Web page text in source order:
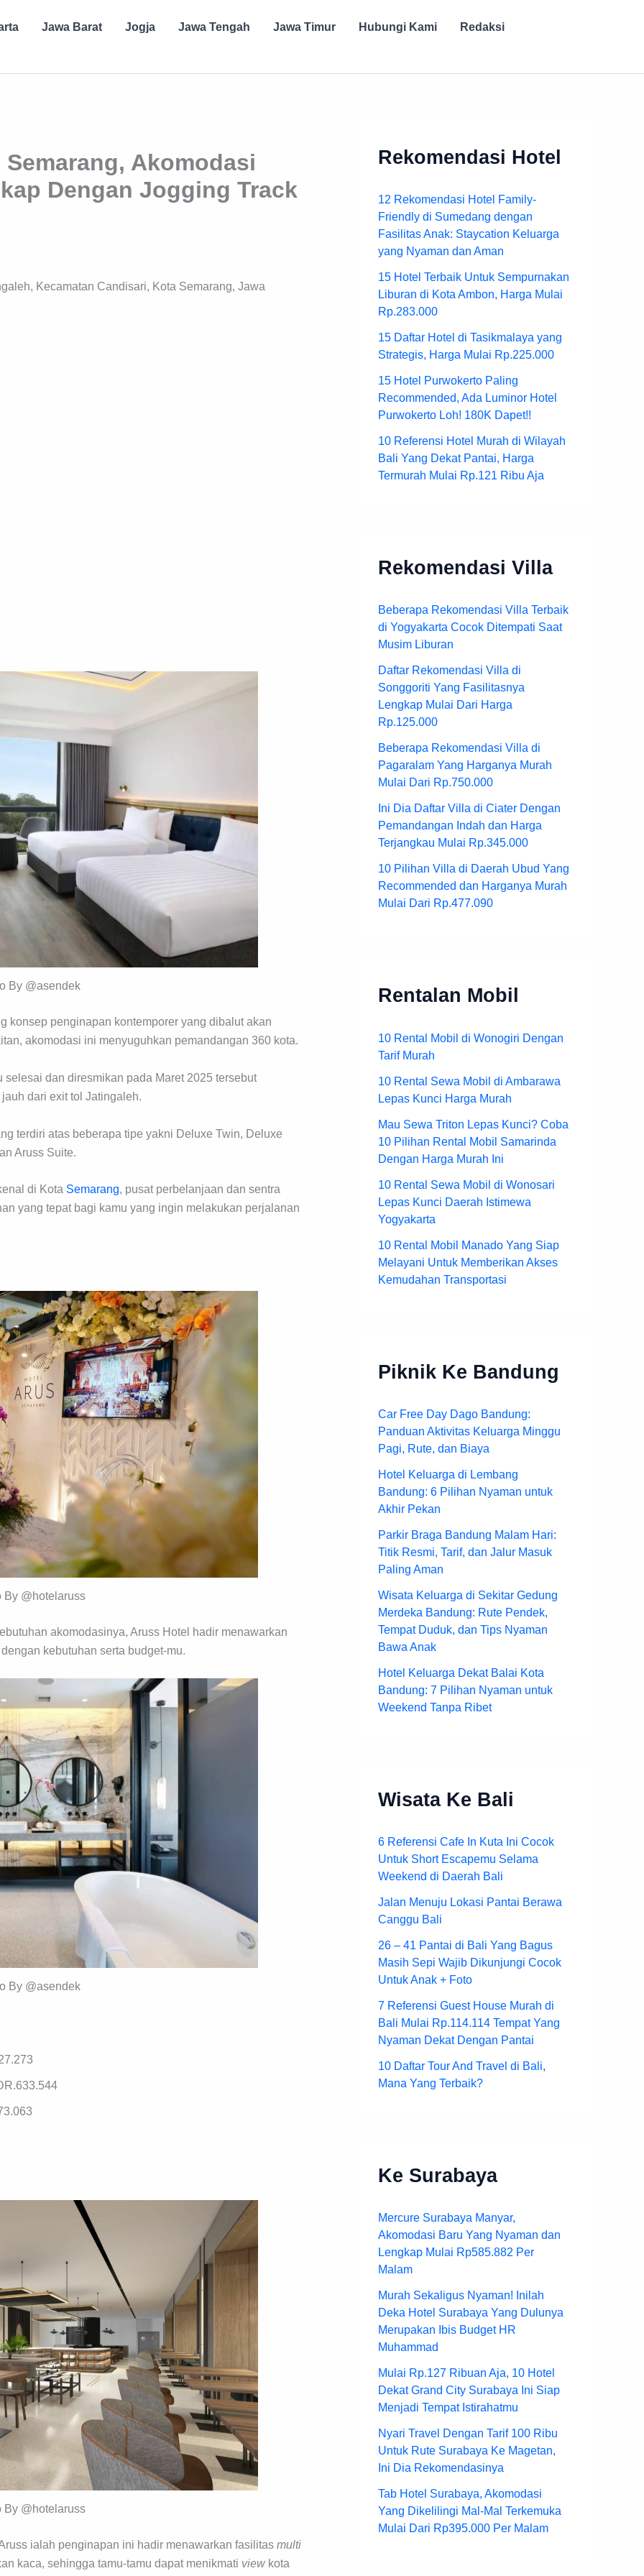
Jawa Barat Jogja Jawa Tengah Jawa Timur Hubungi Kami Redaksi
Akomodasi
Dengan Jogging Track
Kecamatan Candisari, Kota Semarang, Jawa
By @asendek
konsep penginapan kontemporer yang dibalut akan
akomodasi ini menyuguhkan pemandangan 360 kota.
dan diresmikan pada Maret 2025 tersebut
dari exit tol Jatingaleh.
terdiri atas beberapa tipe yakni Deluxe Twin, Deluxe
Aruss Suite.
di Kota Semarang, pusat perbelanjaan dan sentra
yang tepat bagi kamu yang ingin melakukan perjalanan
By @hotelaruss
akomodasinya, Aruss Hotel hadir menawarkan
kebutuhan serta budget-mu.
By @asendek
By @hotelaruss
ialah penginapan ini hadir menawarkan fasilitas multi
kaca, sehingga tamu-tamu dapat menikmati viewkota
Rekomendasi Hotel
12 Rekomendasi Hotel Family-
Friendly di Sumedang dengan
Fasilitas Anak: Staycation Keluarga
yang Nyaman dan Aman
15 Hotel Terbaik Untuk Sempurnakan
Liburan di Kota Ambon, Harga Mulai
Rp.283.000
15 Daftar Hotel di Tasikmalaya yang
Strategis, Harga Mulai Rp.225.000
15 Hotel Purwokerto Paling
Recommended, Ada Luminor Hotel
Purwokerto Loh! 180K Dapet!!
10 Referensi Hotel Murah di Wilayah
Bali Yang Dekat Pantai, Harga
Termurah Mulai Rp.121 Ribu Aja
Rekomendasi Villa
Beberapa Rekomendasi Villa Terbaik
di Yogyakarta Cocok Ditempati Saat
Musim Liburan
Daftar Rekomendasi Villa di
Songgoriti Yang Fasilitasnya
Lengkap Mulai Dari Harga
Rp.125.000
Beberapa Rekomendasi Villa di
Pagaralam Yang Harganya Murah
Mulai Dari Rp.750.000
Ini Dia Daftar Villa di Ciater Dengan
Pemandangan Indah dan Harga
Terjangkau Mulai Rp.345.000
10 Pilihan Villa di Daerah Ubud Yang
Recommended dan Harganya Murah
Mulai Dari Rp.477.090
Rentalan Mobil
10 Rental Mobil di Wonogiri Dengan
Tarif Murah
10 Rental Sewa Mobil di Ambarawa
Lepas Kunci Harga Murah
Mau Sewa Triton Lepas Kunci? Coba
10 Pilihan Rental Mobil Samarinda
Dengan Harga Murah Ini
10 Rental Sewa Mobil di Wonosari
Lepas Kunci Daerah Istimewa
Yogyakarta
10 Rental Mobil Manado Yang Siap
Melayani Untuk Memberikan Akses
Kemudahan Transportasi
Piknik Ke Bandung
Car Free Day Dago Bandung:
Panduan Aktivitas Keluarga Minggu
Pagi, Rute, dan Biaya
Hotel Keluarga di Lembang
Bandung: 6 Pilihan Nyaman untuk
Akhir Pekan
Parkir Braga Bandung Malam Hari:
Titik Resmi, Tarif, dan Jalur Masuk
Paling Aman
Wisata Keluarga di Sekitar Gedung
Merdeka Bandung: Rute Pendek,
Tempat Duduk, dan Tips Nyaman
Bawa Anak
Hotel Keluarga Dekat Balai Kota
Bandung: 7 Pilihan Nyaman untuk
Weekend Tanpa Ribet
Wisata Ke Bali
6 Referensi Cafe In Kuta Ini Cocok
Untuk Short Escapemu Selama
Weekend di Daerah Bali
Jalan Menuju Lokasi Pantai Berawa
Canggu Bali
26 – 41 Pantai di Bali Yang Bagus
Masih Sepi Wajib Dikunjungi Cocok
Untuk Anak + Foto
7 Referensi Guest House Murah di
Bali Mulai Rp.114.114 Tempat Yang
Nyaman Dekat Dengan Pantai
10 Daftar Tour And Travel di Bali,
Mana Yang Terbaik?
Ke Surabaya
Mercure Surabaya Manyar,
Akomodasi Baru Yang Nyaman dan
Lengkap Mulai Rp585.882 Per
Malam
Murah Sekaligus Nyaman! Inilah
Deka Hotel Surabaya Yang Dulunya
Merupakan Ibis Budget HR
Muhammad
Mulai Rp.127 Ribuan Aja, 10 Hotel
Dekat Grand City Surabaya Ini Siap
Menjadi Tempat Istirahatmu
Nyari Travel Dengan Tarif 100 Ribu
Untuk Rute Surabaya Ke Magetan,
Ini Dia Rekomendasinya
Tab Hotel Surabaya, Akomodasi
Yang Dikelilingi Mal-Mal Terkemuka
Mulai Dari Rp395.000 Per Malam